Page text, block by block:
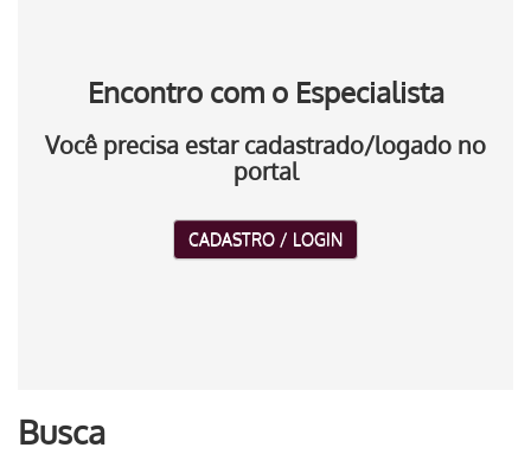
Encontro com o Especialista
Você precisa estar cadastrado/logado no
portal
CADASTRO / LOGIN
Busca